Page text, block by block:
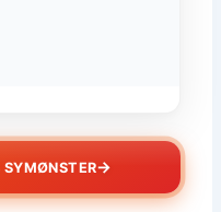
SYMØNSTER→